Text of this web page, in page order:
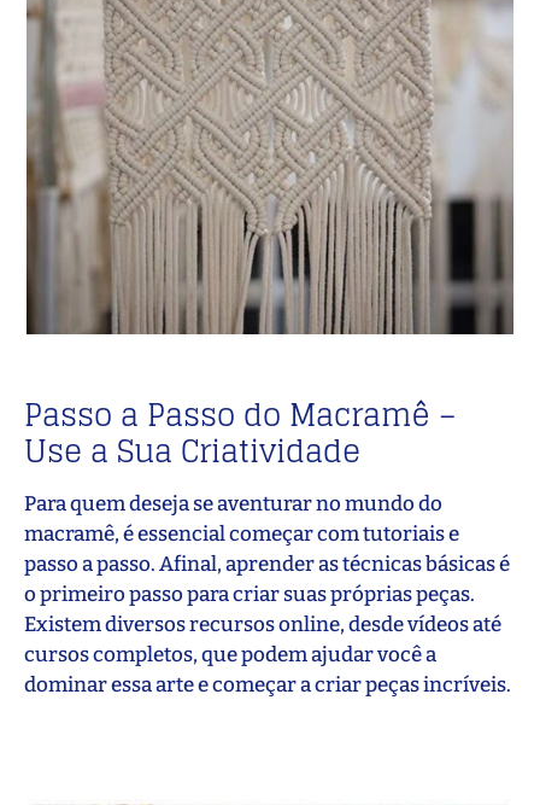
Passo a Passo do Macramê –
Use a Sua Criatividade
Para quem deseja se aventurar no mundo do
macramê, é essencial começar com tutoriais e
passo a passo. Afinal, aprender as técnicas básicas é
o primeiro passo para criar suas próprias peças.
Existem diversos recursos online, desde vídeos até
cursos completos, que podem ajudar você a
dominar essa arte e começar a criar peças incríveis.